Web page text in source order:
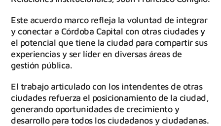
Este acuerdo marco refleja la voluntad de integrar
y conectar a Córdoba Capital con otras ciudades y
el potencial que tiene la ciudad para compartir sus
experiencias y ser líder en diversas áreas de
gestión pública.
El trabajo articulado con los intendentes de otras
ciudades refuerza el posicionamiento de la ciudad,
generando oportunidades de crecimiento y
desarrollo para todos los ciudadanos y ciudadanas.